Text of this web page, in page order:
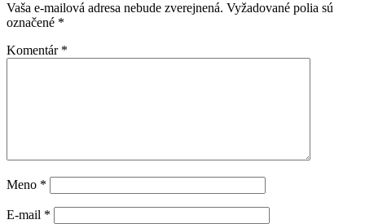
Vaša e-mailová adresa nebude zverejnená. Vyžadované polia sú
označené *
Komentár *
Meno *
E-mail *